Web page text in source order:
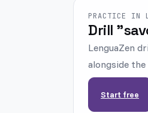
PRACTICE IN
Drill
LenguaZen
alongside
Start free